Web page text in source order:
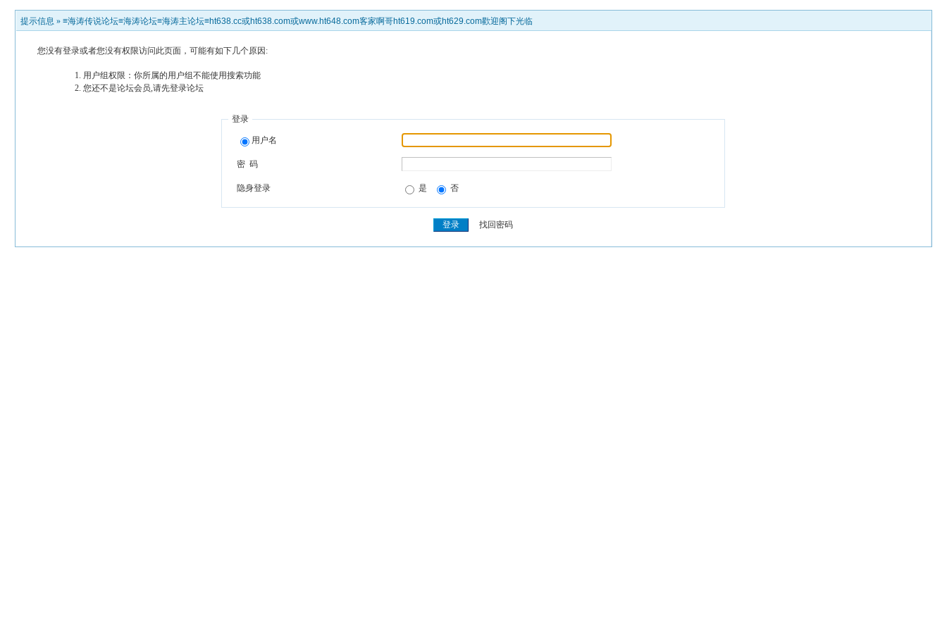
提示信息 » ≡海涛传说论坛≡海涛论坛≡海涛主论坛≡ht638.cc或ht638.com或www.ht648.com客家啊哥ht619.com或ht629.com歡迎阁下光临
您没有登录或者您没有权限访问此页面，可能有如下几个原因:
用户组权限：你所属的用户组不能使用搜索功能
您还不是论坛会员,请先登录论坛
登录
用户名
密 码
隐身登录 是 否
找回密码